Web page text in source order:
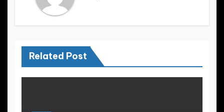
Related Post